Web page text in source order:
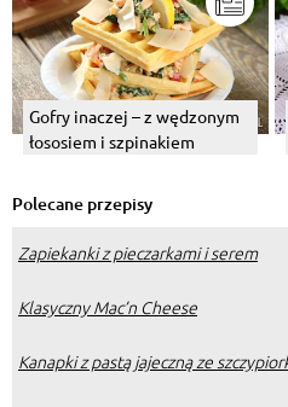
Gofry inaczej – z wędzonym
łososiem i szpinakiem
Polecane przepisy
Zapiekanki z pieczarkami i serem
Klasyczny Mac’n Cheese
Kanapki z pastą jajeczną ze